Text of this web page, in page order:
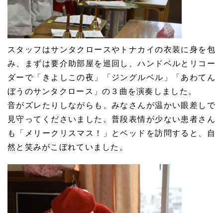
スタッフはサンタクロースやトナカイの衣装に身を包
み、まずは要介助部屋を巡回し、ハンドベルとリコー
ダーで「きよしこの夜」「ジングルベル」「あわてん
ぼうのサンタクロース」の３曲を演奏しました。
音がズレたりしながらも、みなさんが温かい眼差しで
見守ってくださいました。普段表情が少ない患者さん
も「メリークリスマス！」とベッドを訪問すると、自
然と笑みがこぼれていました。